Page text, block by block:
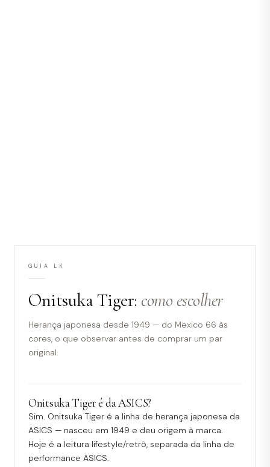
GUIA LK
Onitsuka Tiger: como escolher
Herança japonesa desde 1949 — do Mexico 66 às
cores, o que observar antes de comprar um par
original.
Onitsuka Tiger é da ASICS?
Sim. Onitsuka Tiger é a linha de herança japonesa da
ASICS — nasceu em 1949 e deu origem à marca.
Hoje é a leitura lifestyle/retrô, separada da linha de
performance ASICS.